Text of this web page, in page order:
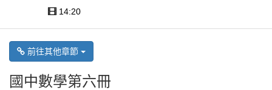
14:20
前往其他章節
國中數學第六冊